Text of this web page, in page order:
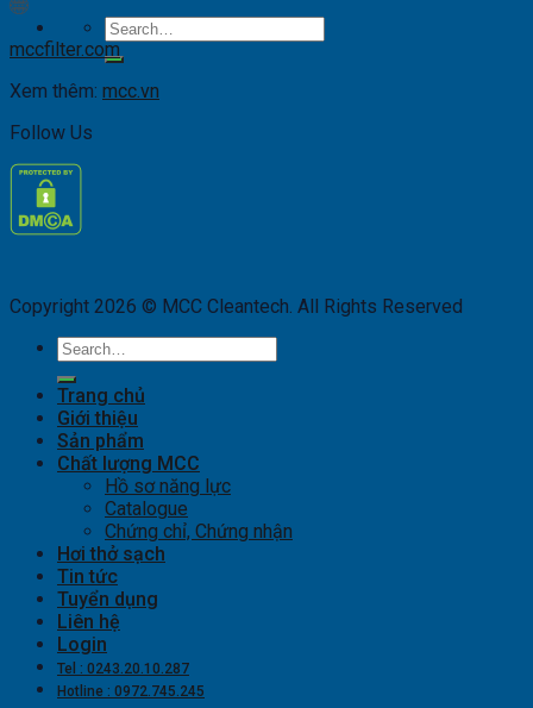
Search
for:
mccfilter.com
Xem thêm: mcc.vn
Follow Us
Copyright 2026 © MCC Cleantech. All Rights Reserved
Search
for:
Trang chủ
Giới thiệu
Sản phẩm
Chất lượng MCC
Hồ sơ năng lực
Catalogue
Chứng chỉ, Chứng nhận
Hơi thở sạch
Tin tức
Tuyển dụng
Liên hệ
Login
Tel : 0243.20.10.287
Hotline : 0972.745.245